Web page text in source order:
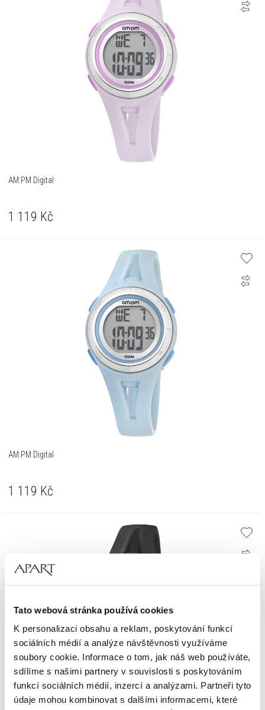
Tato webová stránka používá cookies
K personalizaci obsahu a reklam, poskytování funkcí
sociálních médií a analýze návštěvnosti využíváme
soubory cookie. Informace o tom, jak náš web používáte,
sdílíme s našimi partnery v souvislosti s poskytováním
funkcí sociálních médií, inzercí a analýzami. Partneři tyto
údaje mohou kombinovat s dalšími informacemi, které
AM:PM Digital
1 119 Kč
AM:PM Digital
1 119 Kč